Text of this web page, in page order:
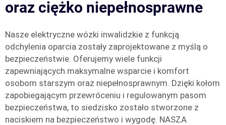
oraz ciężko niepełnosprawne
Nasze elektryczne wózki inwalidzkie z funkcją
odchylenia oparcia zostały zaprojektowane z myślą o
bezpieczeństwie. Oferujemy wiele funkcji
zapewniających maksymalne wsparcie i komfort
osobom starszym oraz niepełnosprawnym. Dzięki kołom
zapobiegającym przewróceniu i regulowanym pasom
bezpieczeństwa, to siedzisko zostało stworzone z
naciskiem na bezpieczeństwo i wygodę. NASZA